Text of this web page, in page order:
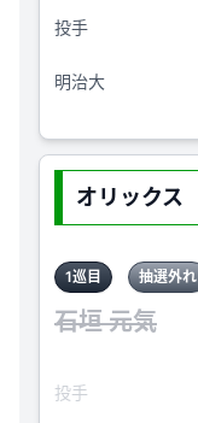
投手
明治大
オリックス
1巡目 抽選外れ
石垣 元気
投手